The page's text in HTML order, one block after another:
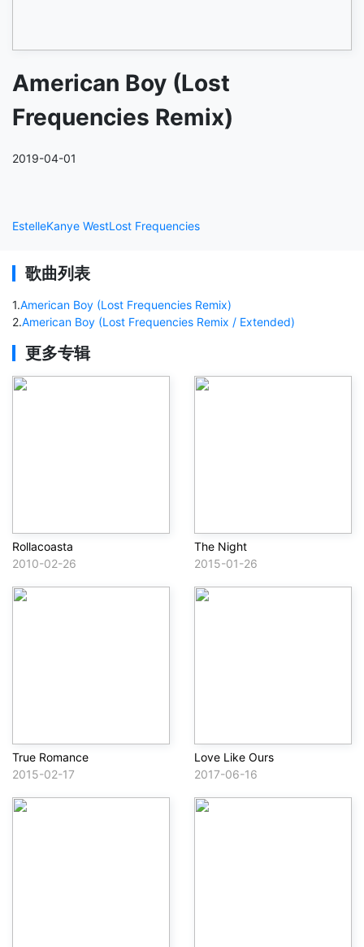
American Boy (Lost
Frequencies Remix)
2019-04-01
EstelleKanye WestLost Frequencies
歌曲列表
1.American Boy (Lost Frequencies Remix)
2.American Boy (Lost Frequencies Remix / Extended)
更多专辑
Rollacoasta
2010-02-26
The Night
2015-01-26
True Romance
2015-02-17
Love Like Ours
2017-06-16